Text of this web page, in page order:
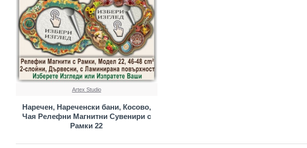
Artex Studio
Наречен, Нареченски бани, Косово,
Чая Релефни Магнитни Сувенири с
Рамки 22